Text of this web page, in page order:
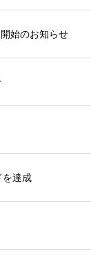
始のお知らせ
を達成